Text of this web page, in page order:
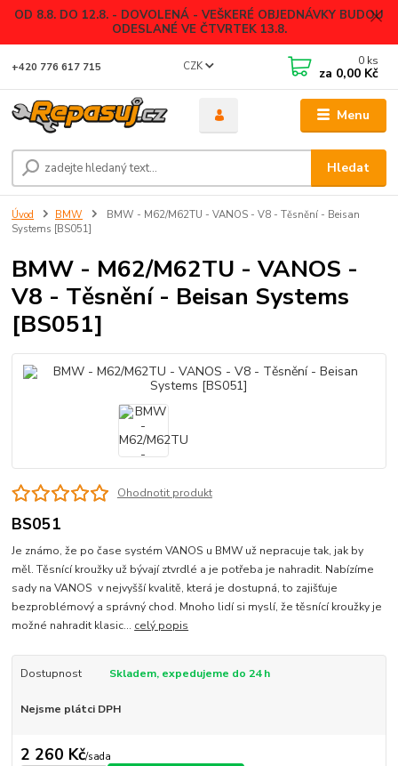
OD 8.8. DO 12.8. - DOVOLENÁ - VEŠKERÉ OBJEDNÁVKY BUDOU
ODESLANÉ VE ČTVRTEK 13.8.
Menu
CZK
Hledat
+420 776 617 715 0 ks
za 0,00 Kč
Úvod BMW
BMW - M62/M62TU - VANOS - V8 - Těsnění - Beisan
Systems [BS051]
BMW - M62/M62TU - VANOS -
V8 - Těsnění - Beisan Systems
[BS051]
Ohodnotit produkt
BS051
Je známo, že po čase systém VANOS u BMW už nepracuje tak, jak by
měl. Těsnící kroužky už bývají ztvrdlé a je potřeba je nahradit. Nabízíme
sady na VANOS v nejvyšší kvalitě, která je dostupná, to zajišťuje
bezproblémový a správný chod. Mnoho lidí si myslí, že těsnící kroužky je
možné nahradit klasic... celý popis
Dostupnost Skladem, expedujeme do 24 h
Nejsme plátci DPH
2 260 Kč/sada